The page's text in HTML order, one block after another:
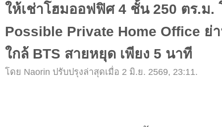
ให้เช่าโฮมออฟฟิศ 4 ชั้น 250 ตร.ม.
Possible Private Home Office ย่
ใกล้ BTS สายหยุด เพียง 5 นาที
โดย Naorin ปรับปรุงล่าสุดเมื่อ 2 มิ.ย. 2569, 23:11.